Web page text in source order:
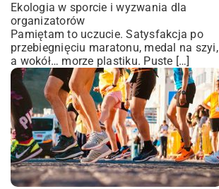
Ekologia w sporcie i wyzwania dla
organizatorów
Pamiętam to uczucie. Satysfakcja po
przebiegnięciu maratonu, medal na szyi,
a wokół… morze plastiku. Puste […]